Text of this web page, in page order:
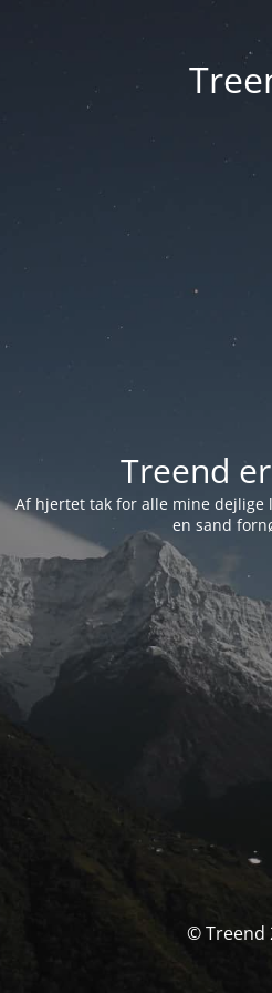
Treend
Af hjertet tak for alle mine
en sand
© Treend